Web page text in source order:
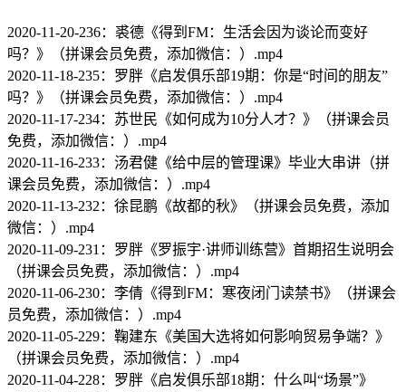
2020-11-20-236：裘德《得到FM：生活会因为谈论而变好
吗？》（拼课会员免费，添加微信：）.mp4
2020-11-18-235：罗胖《启发俱乐部19期：你是“时间的朋友”
吗？》（拼课会员免费，添加微信：）.mp4
2020-11-17-234：苏世民《如何成为10分人才？》（拼课会员
免费，添加微信：）.mp4
2020-11-16-233：汤君健《给中层的管理课》毕业大串讲（拼
课会员免费，添加微信：）.mp4
2020-11-13-232：徐昆鹏《故都的秋》（拼课会员免费，添加
微信：）.mp4
2020-11-09-231：罗胖《罗振宇·讲师训练营》首期招生说明会
（拼课会员免费，添加微信：）.mp4
2020-11-06-230：李倩《得到FM：寒夜闭门读禁书》（拼课会
员免费，添加微信：）.mp4
2020-11-05-229：鞠建东《美国大选将如何影响贸易争端？》
（拼课会员免费，添加微信：）.mp4
2020-11-04-228：罗胖《启发俱乐部18期：什么叫“场景”》